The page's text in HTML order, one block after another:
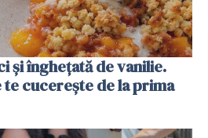
și înghețată de vanilie.
cucerește de la prima